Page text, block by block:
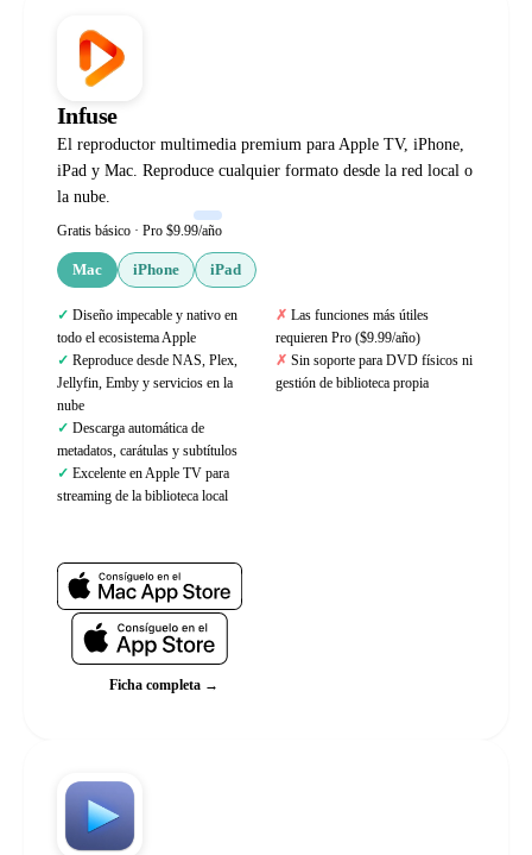
Infuse
El reproductor multimedia premium para Apple TV, iPhone,
iPad y Mac. Reproduce cualquier formato desde la red local o
la nube.
Gratis básico · Pro $9.99/año
Mac iPhone iPad
Diseño impecable y nativo en
todo el ecosistema Apple
Reproduce desde NAS, Plex,
Jellyfin, Emby y servicios en la
nube
Descarga automática de
metadatos, carátulas y subtítulos
Excelente en Apple TV para
streaming de la biblioteca local
Las funciones más útiles
requieren Pro ($9.99/año)
Sin soporte para DVD físicos ni
gestión de biblioteca propia
Ficha completa →